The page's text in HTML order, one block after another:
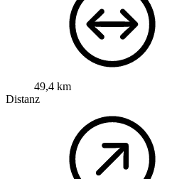
49,4 km
Distanz